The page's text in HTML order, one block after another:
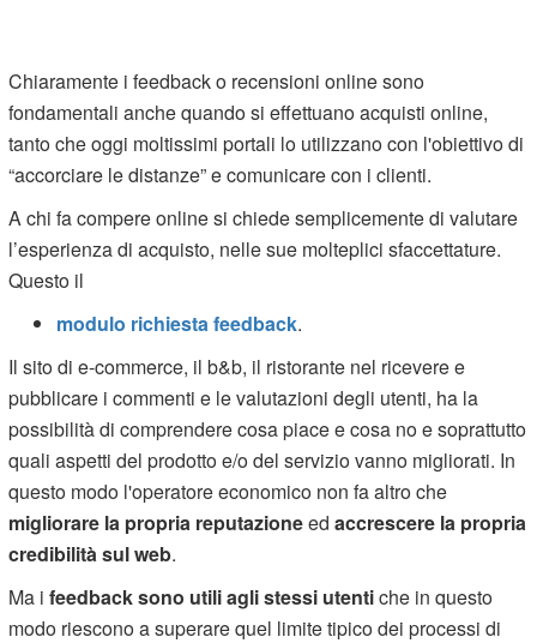
Chiaramente i feedback o recensioni online sono
fondamentali anche quando si effettuano acquisti online,
tanto che oggi moltissimi portali lo utilizzano con l'obiettivo di
“accorciare le distanze” e comunicare con i clienti.
A chi fa compere online si chiede semplicemente di valutare
l’esperienza di acquisto, nelle sue molteplici sfaccettature.
Questo il
modulo richiesta feedback.
Il sito di e-commerce, il b&b, il ristorante nel ricevere e
pubblicare i commenti e le valutazioni degli utenti, ha la
possibilità di comprendere cosa piace e cosa no e soprattutto
quali aspetti del prodotto e/o del servizio vanno migliorati. In
questo modo l'operatore economico non fa altro che
migliorare la propria reputazioneedaccrescere la propria
credibilità sul web.
Ma ifeedback sono utili agli stessi utentiche in questo
modo riescono a superare quel limite tipico dei processi di